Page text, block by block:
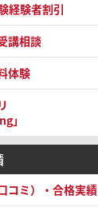
経験者割引
講相談
体験
」
コミ）・合格実績